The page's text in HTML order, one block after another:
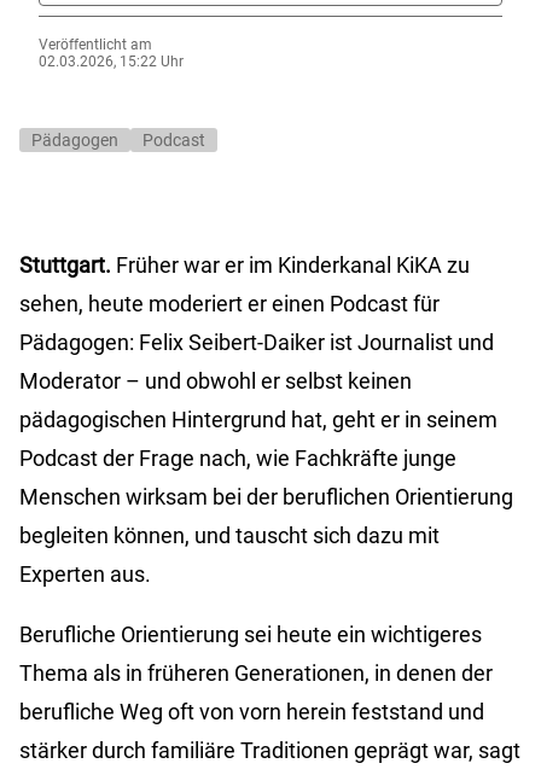
Veröffentlicht am
02.03.2026, 15:22 Uhr
Pädagogen Podcast
Stuttgart. Früher war er im Kinderkanal KiKA zu
sehen, heute moderiert er einen Podcast für
Pädagogen: Felix Seibert-Daiker ist Journalist und
Moderator – und obwohl er selbst keinen
pädagogischen Hintergrund hat, geht er in seinem
Podcast der Frage nach, wie Fachkräfte junge
Menschen wirksam bei der beruflichen Orientierung
begleiten können, und tauscht sich dazu mit
Experten aus.
Berufliche Orientierung sei heute ein wichtigeres
Thema als in früheren Generationen, in denen der
berufliche Weg oft von vorn herein feststand und
stärker durch familiäre Traditionen geprägt war, sagt